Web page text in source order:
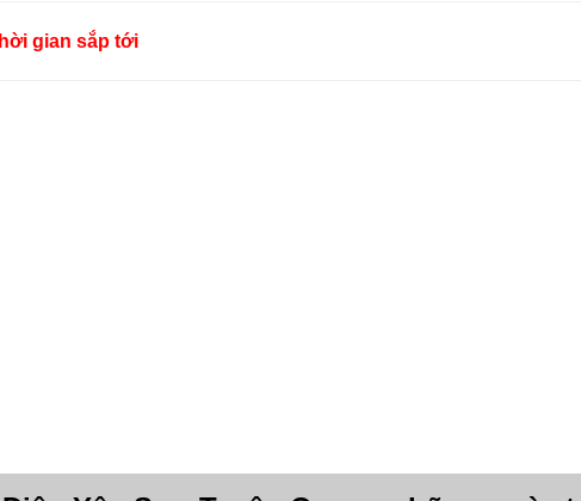
gian sắp tới